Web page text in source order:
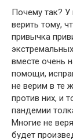
Почему так? У
верить тому,
привычка
вместе очень
помощи,
не верим в те
против них, и
пандемии
Многие не
будет